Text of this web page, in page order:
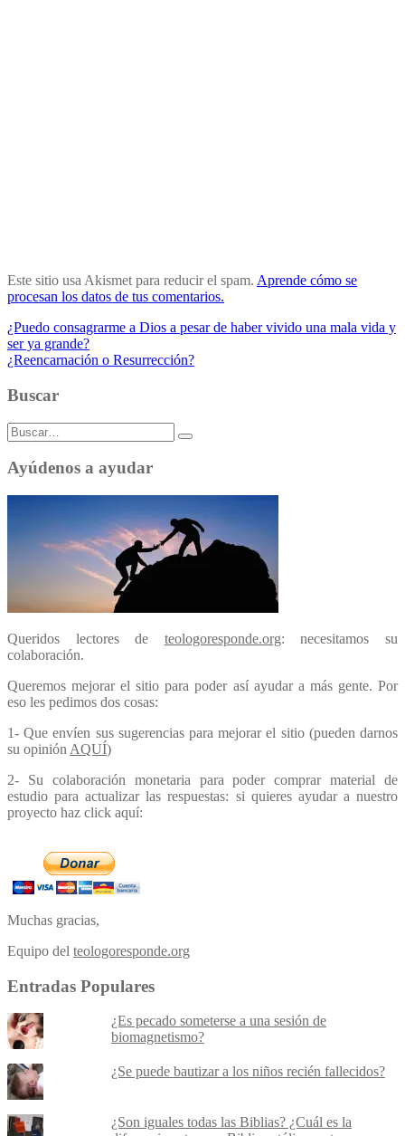
Este sitio usa Akismet para reducir el spam. Aprende cómo se
procesan los datos de tus comentarios.
Navegación
de
¿Puedo consagrarme a Dios a pesar de haber vivido una mala vida y
ser ya grande?
¿Reencarnación o Resurrección?
Buscar
Buscar:
Ayúdenos a ayudar
Queridos lectores de teologoresponde.org: necesitamos su
colaboración.
Queremos mejorar el sitio para poder así ayudar a más gente. Por
eso les pedimos dos cosas:
1- Que envíen sus sugerencias para mejorar el sitio (pueden darnos
su opinión AQUÍ)
2- Su colaboración monetaria para poder comprar material de
estudio para actualizar las respuestas: si quieres ayudar a nuestro
proyecto haz click aquí:
Muchas gracias,
Equipo del teologoresponde.org
Entradas Populares
¿Es pecado someterse a una sesión de
biomagnetismo?
¿Se puede bautizar a los niños recién fallecidos?
¿Son iguales todas las Biblias? ¿Cuál es la